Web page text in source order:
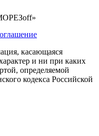
касающаяся
и ни при каких
определяемой
кодекса Российской